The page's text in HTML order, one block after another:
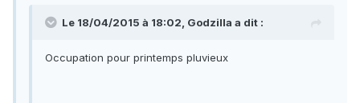
Le 18/04/2015 à 18:02, Godzilla a dit :
Occupation pour printemps pluvieux